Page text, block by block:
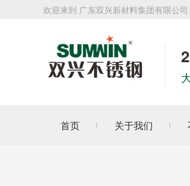
欢迎来到 广东双兴新材料集团有限公司
首页 关于我们